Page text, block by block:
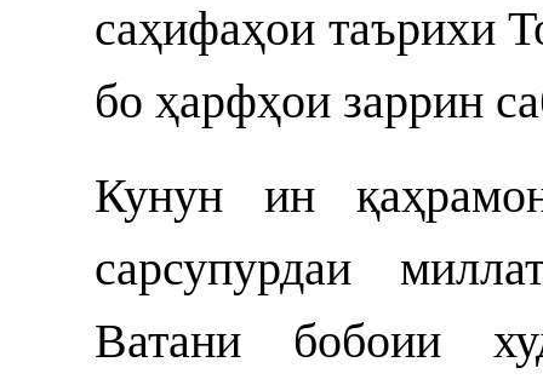
саҳифаҳои таърихи
бо ҳарфҳои заррин
Кунун ин
сарсупурдаи
Ватани бобоии